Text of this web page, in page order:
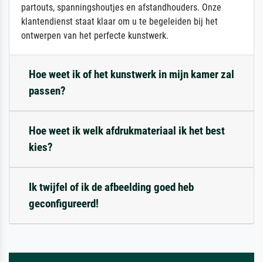
partouts, spanningshoutjes en afstandhouders. Onze
klantendienst staat klaar om u te begeleiden bij het
ontwerpen van het perfecte kunstwerk.
Hoe weet ik of het kunstwerk in mijn kamer zal
passen?
Hoe weet ik welk afdrukmateriaal ik het best
kies?
Ik twijfel of ik de afbeelding goed heb
geconfigureerd!